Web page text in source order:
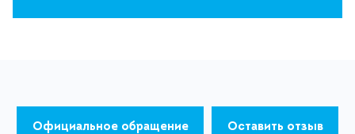
Официальное обращение Оставить отзыв